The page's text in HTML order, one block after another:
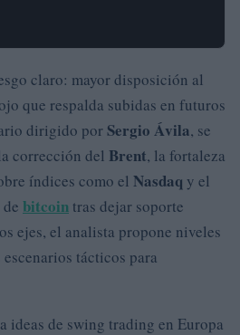
claro: mayor disposición al
que respalda subidas en futuros
dirigido porSergio Ávila, se
corrección del Brent, la fortaleza
índices como el Nasdaq y el
bitcoin tras dejar soporte
ejes, el analista propone niveles
tácticos para
ideas de swing trading en Europa